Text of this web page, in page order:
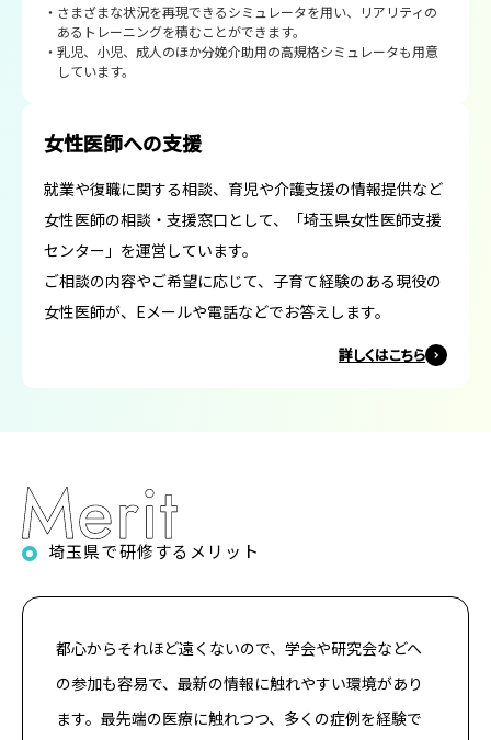
さまざまな状況を再現できるシミュレータを用い、リアリティの
あるトレーニングを積むことができます。
乳児、小児、成人のほか分娩介助用の高規格シミュレータも用意
しています。
女性医師への支援
就業や復職に関する相談、育児や介護支援の情報提供など
女性医師の相談・支援窓口として、「埼玉県女性医師支援
センター」を運営しています。
ご相談の内容やご希望に応じて、子育て経験のある現役の
女性医師が、Eメールや電話などでお答えします。
詳しくはこちら
埼玉県で研修するメリット
都心からそれほど遠くないので、学会や研究会などへ
の参加も容易で、最新の情報に触れやすい環境があり
ます。最先端の医療に触れつつ、多くの症例を経験で